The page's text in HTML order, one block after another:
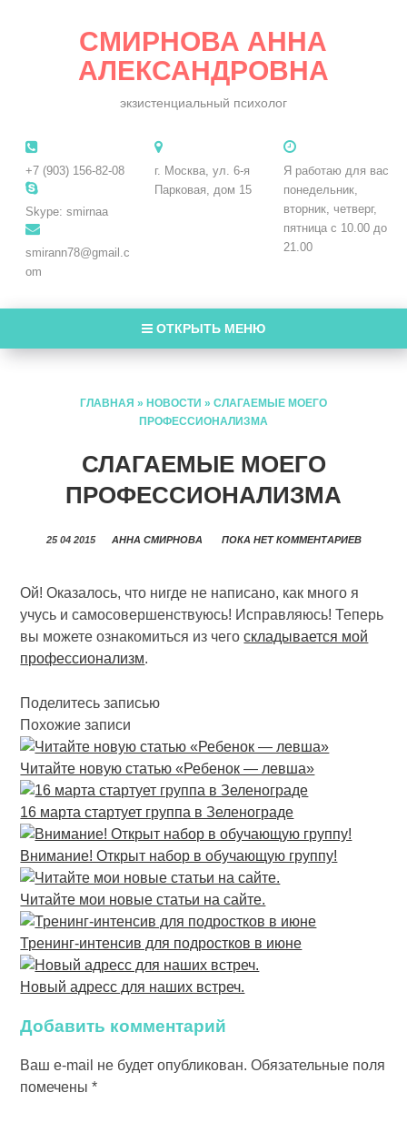
СМИРНОВА АННА
АЛЕКСАНДРОВНА
экзистенциальный психолог
Я работаю для вас
понедельник,
вторник, четверг,
пятница с 10.00 до
21.00
г. Москва, ул. 6-я
Парковая, дом 15
+7 (903) 156-82-08
Skype: smirnaa
smirann78@gmail.c
om
ОТКРЫТЬ МЕНЮ
ГЛАВНАЯ » НОВОСТИ » СЛАГАЕМЫЕ МОЕГО
ПРОФЕССИОНАЛИЗМА
СЛАГАЕМЫЕ МОЕГО
ПРОФЕССИОНАЛИЗМА
25 04 2015 АННА СМИРНОВА ПОКА НЕТ КОММЕНТАРИЕВ
Ой! Оказалось, что нигде не написано, как много я
учусь и самосовершенствуюсь! Исправляюсь! Теперь
вы можете ознакомиться из чегоскладывается мой
профессионализм.
Поделитесь записью
Похожие записи
Читайте новую статью «Ребенок — левша»
16 марта стартует группа в Зеленограде
Внимание! Открыт набор в обучающую группу!
Читайте мои новые статьи на сайте.
Тренинг-интенсив для подростков в июне
Новый адресс для наших встреч.
Добавить комментарий
Ваш e-mail не будет опубликован. Обязательные поля
помечены*